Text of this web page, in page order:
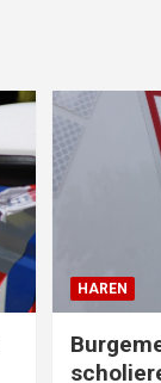
HAREN